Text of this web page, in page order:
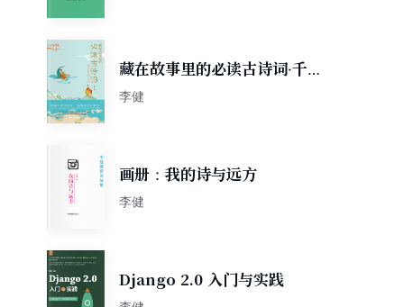
藏在故事里的必读古诗词·千古
至情篇
李健
画册：我的诗与远方
李健
Django 2.0 入门与实践